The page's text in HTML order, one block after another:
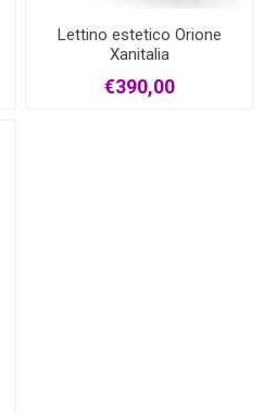
Lettino estetico Orione
Xanitalia
€390,00